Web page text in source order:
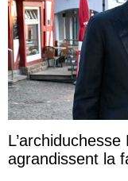
agrandissent la